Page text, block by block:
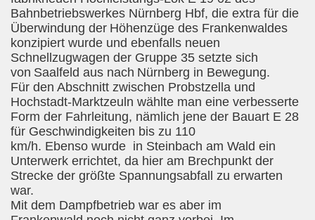
Bahnbetriebswerkes Nürnberg Hbf, die extra für die
Überwindung der Höhenzüge des Frankenwaldes
konzipiert wurde und ebenfalls neuen
Schnellzugwagen der Gruppe 35 setzte sich
von Saalfeld aus nach Nürnberg in Bewegung.
Für den Abschnitt zwischen Probstzella und
Hochstadt-Marktzeuln wählte man eine verbesserte
Form der Fahrleitung, nämlich jene der Bauart E 28
für Geschwindigkeiten bis zu 110
km/h. Ebenso wurde in Steinbach am Wald ein
Unterwerk errichtet, da hier am Brechpunkt der
Strecke der größte Spannungsabfall zu erwarten
war.
Mit dem Dampfbetrieb war es aber im